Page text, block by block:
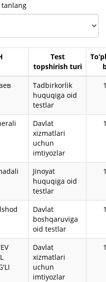
Test
topshirish turi
Tadbirkorlik
huquqiga oid
testlar
Davlat
xizmatlari
uchun
imtiyozlar
Jinoyat
huquqiga oid
testlar
Davlat
boshqaruviga
oid testlar
Davlat
xizmatlari
uchun
imtiyozlar